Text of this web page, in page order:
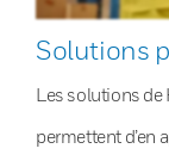
Solutions
Les solutions de
permettent d’en